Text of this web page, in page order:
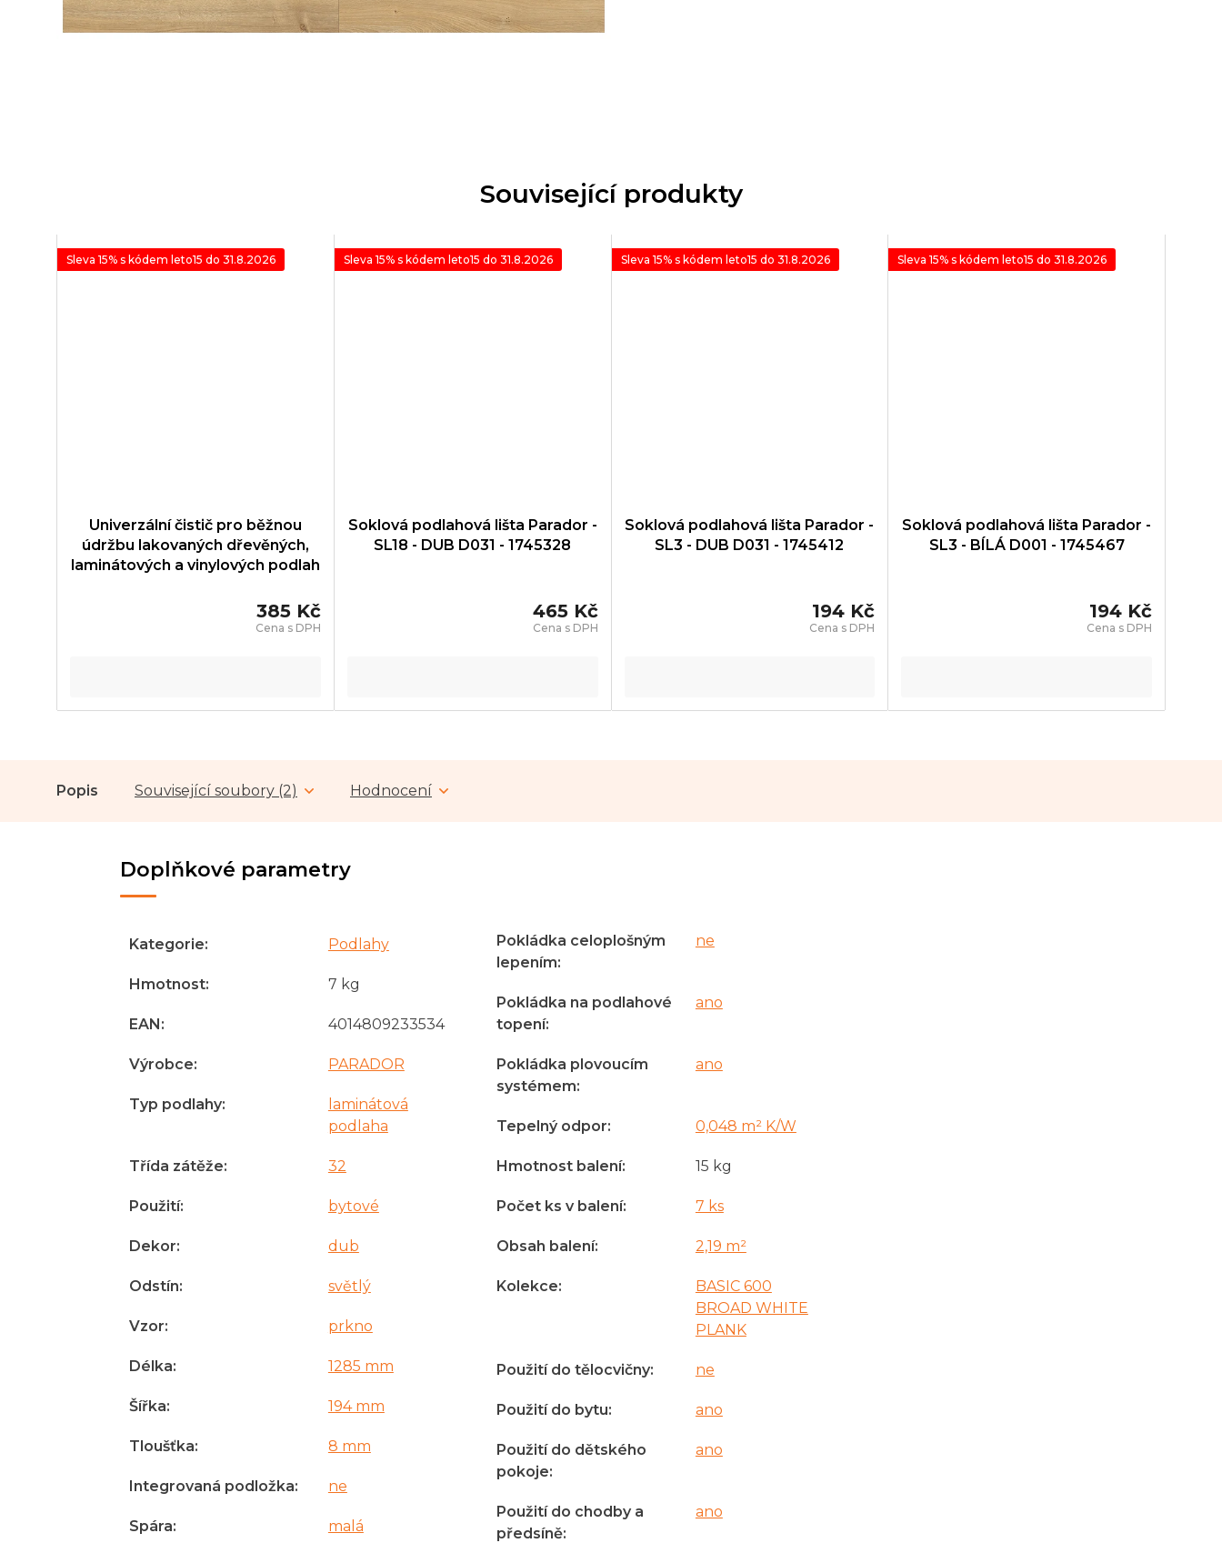
Související produkty
Sleva 15% s kódem leto15 do 31.8.2026
Univerzální čistič pro běžnou
údržbu lakovaných dřevěných,
laminátových a vinylových podlah
385 Kč
Sleva 15% s kódem leto15 do 31.8.2026
Soklová podlahová lišta Parador -
SL18 - DUB D031 - 1745328
465 Kč
Sleva 15% s kódem leto15 do 31.8.2026
Soklová podlahová lišta Parador -
SL3 - DUB D031 - 1745412
194 Kč
Sleva 15% s kódem leto15 do 31.8.2026
Soklová podlahová lišta Parador -
SL3 - BÍLÁ D001 - 1745467
194 Kč
Popis Související soubory (2) Hodnocení
Doplňkové parametry
Kategorie: Podlahy
Hmotnost: 7 kg
EAN: 4014809233534
Výrobce: PARADOR
Typ podlahy:
laminátová
podlaha
Třída zátěže: 32
Použití: bytové
Dekor: dub
Odstín: světlý
Vzor: prkno
Délka: 1285 mm
Šířka: 194 mm
Tloušťka: 8 mm
Integrovaná podložka: ne
Spára: malá
Pokládka celoplošným
lepením:
ne
Pokládka na podlahové
topení:
ano
Pokládka plovoucím
systémem:
ano
Tepelný odpor: 0,048 m² K/W
Hmotnost balení: 15 kg
Počet ks v balení: 7 ks
Obsah balení: 2,19 m²
Kolekce:
BASIC 600
BROAD WHITE
PLANK
Použití do tělocvičny: ne
Použití do bytu: ano
Použití do dětského
pokoje:
ano
Použití do chodby a
předsíně:
ano